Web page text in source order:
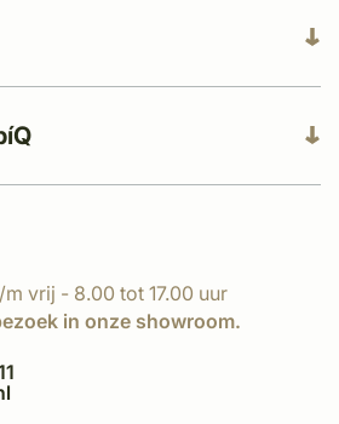
vrij - 8.00 tot 17.00 uur
in onze showroom.